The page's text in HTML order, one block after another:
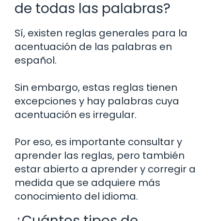
de todas las palabras?
Sí, existen reglas generales para la
acentuación de las palabras en
español.
Sin embargo, estas reglas tienen
excepciones y hay palabras cuya
acentuación es irregular.
Por eso, es importante consultar y
aprender las reglas, pero también
estar abierto a aprender y corregir a
medida que se adquiere más
conocimiento del idioma.